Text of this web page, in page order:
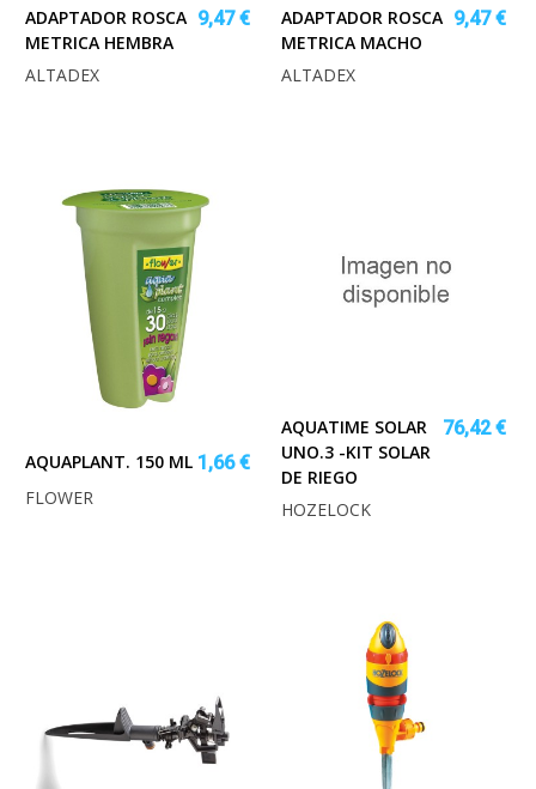
ADAPTADOR ROSCA
METRICA HEMBRA
9,47 €
ALTADEX
ADAPTADOR ROSCA
METRICA MACHO
9,47 €
ALTADEX
AQUAPLANT. 150 ML 1,66 €
FLOWER
AQUATIME SOLAR
UNO.3 -KIT SOLAR
DE RIEGO
76,42 €
HOZELOCK